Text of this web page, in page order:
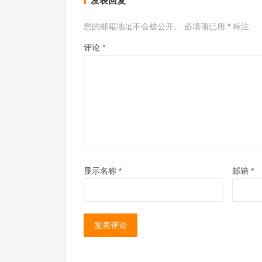
您的邮箱地址不会被公开。 必填项已用 * 标注
评论 *
显示名称 * 邮箱 *